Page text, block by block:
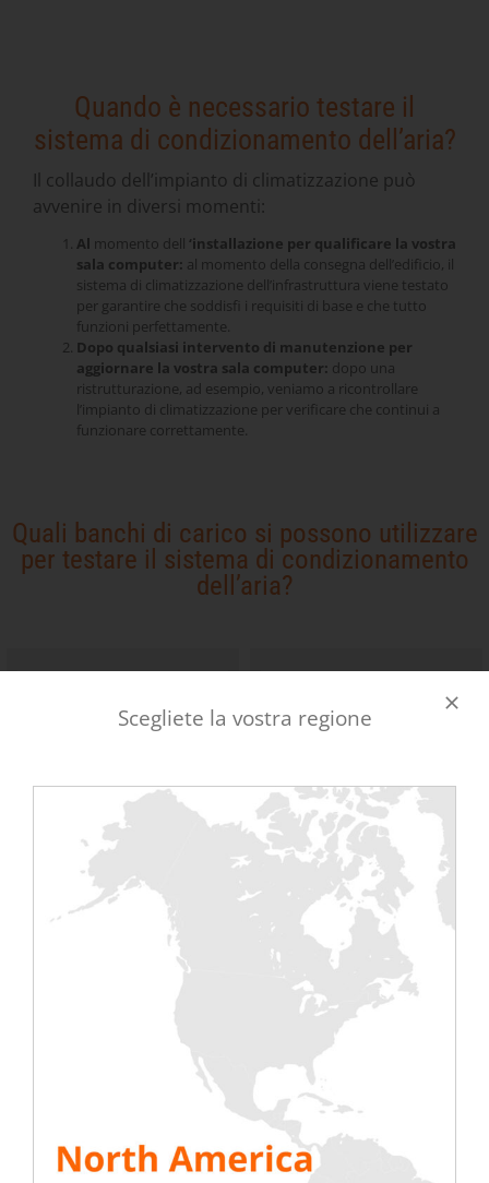
Quando è necessario testare il
sistema di condizionamento dell’aria?
Il collaudo dell’impianto di climatizzazione può
avvenire in diversi momenti:
Al momento dell ‘installazione per qualificare la vostra
sala computer: al momento della consegna dell’edificio, il
sistema di climatizzazione dell’infrastruttura viene testato
per garantire che soddisfi i requisiti di base e che tutto
funzioni perfettamente.
Dopo qualsiasi intervento di manutenzione per
aggiornare la vostra sala computer: dopo una
ristrutturazione, ad esempio, veniamo a ricontrollare
l’impianto di climatizzazione per verificare che continui a
funzionare correttamente.
Quali banchi di carico si possono utilizzare
per testare il sistema di condizionamento
dell’aria?
Banco di ricarica a
rack da 6 kW / 7 kW
Scoprite i nostri
loadbank per montaggio
a rack collegati “SMART”
che simulano realmente i
server del futuro. Testate
la vostra sala IT in
condizioni reali, grazie
soprattutto al loro basso
Banco di carica
collegato 21 kW
Scoprite la nostra
soluzione intermedia tra
i banchi di carico
rackabili e quelli ad alta
potenza, i nostri banchi
di carico da 21 kW, in
versione con controllo
locale o collegato.
Scegliete la vostra regione